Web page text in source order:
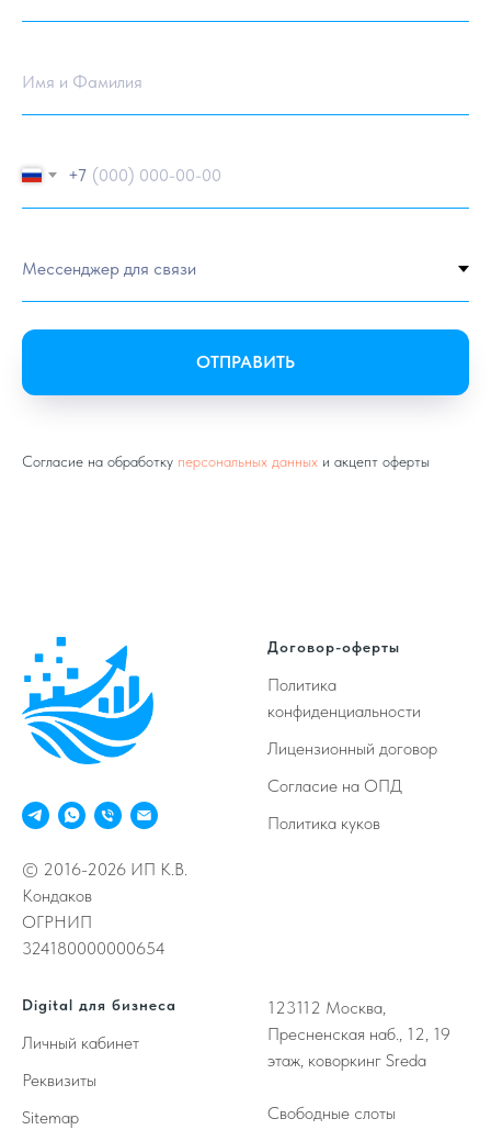
Имя и Фамилия
+7
ОТПРАВИТЬ
Согласие на обработку персональных данных и акцепт оферты
© 2016-2026 ИП К.В.
Кондаков
ОГРНИП
324180000000654
Договор-оферты
Политика
конфиденциальности
Лицензионный договор
Согласие на ОПД
Политика куков
Digital для бизнеса
Личный кабинет
Реквизиты
Sitemap
123112 Москва,
Пресненская наб., 12, 19
этаж, коворкинг Sreda
Свободные слоты